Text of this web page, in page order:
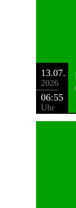
13.07.
2026
06:55
Uhr